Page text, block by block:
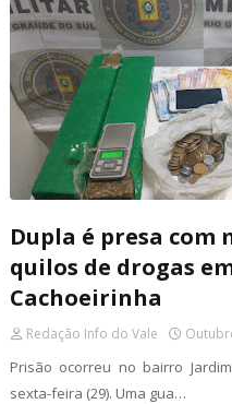
Dupla é presa com
quilos de drogas
Cachoeirinha
Redação Info do Vale
Prisão ocorreu no bairro
sexta-feira (29). Uma gua…